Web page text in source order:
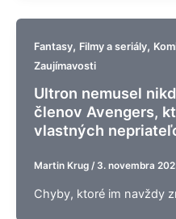
Fantasy, Filmy a seriály,
Zaujímavosti
Ultron nemusel
členov Avengers,
vlastných
Martin Krug / 3. novembra
Chyby, ktoré im navždy